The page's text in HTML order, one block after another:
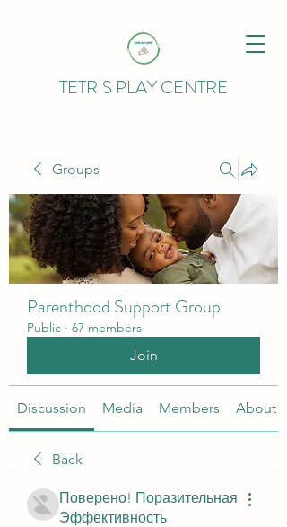
TETRIS PLAY CENTRE
Groups
Parenthood Support Group
Public · 67 members
Join
Discussion Media Members About
Back
Поверено! Поразительная
Эффективность